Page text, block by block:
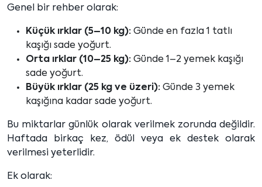
Genel bir rehber olarak:
Küçük ırklar (5–10 kg): Günde en fazla 1 tatlı
kaşığı sade yoğurt.
Orta ırklar (10–25 kg): Günde 1–2 yemek kaşığı
sade yoğurt.
Büyük ırklar (25 kg ve üzeri): Günde 3 yemek
kaşığına kadar sade yoğurt.
Bu miktarlar günlük olarak verilmek zorunda değildir.
Haftada birkaç kez, ödül veya ek destek olarak
verilmesi yeterlidir.
Ek olarak: